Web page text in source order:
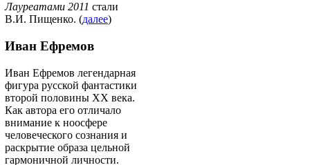
Лауреатами 2011 стали
В.И. Пищенко. (далее)
Иван Ефремов
Иван Ефремов легендарная
фигура русской фантастики
второй половины ХХ века.
Как автора его отличало
внимание к ноосфере
человеческого сознания и
раскрытие образа цельной
гармоничной личности.